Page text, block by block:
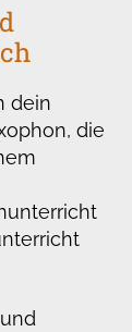
dein
die